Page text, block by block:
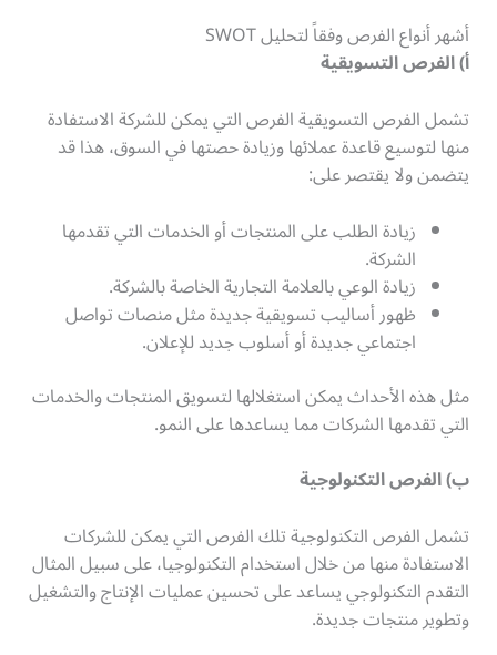
أشهر أنواع الفرص وفقاً لتحليل SWOT
أ) الفرص التسويقية
تشمل الفرص التسويقية الفرص التي يمكن للشركة الاستفادة
منها لتوسيع قاعدة عملائها وزيادة حصتها في السوق، هذا قد
يتضمن ولا يقتصر على:
زيادة الطلب على المنتجات أو الخدمات التي تقدمها
الشركة.
زيادة الوعي بالعلامة التجارية الخاصة بالشركة.
ظهور أساليب تسويقية جديدة مثل منصات تواصل
اجتماعي جديدة أو أسلوب جديد للإعلان.
مثل هذه الأحداث يمكن استغلالها لتسويق المنتجات والخدمات
التي تقدمها الشركات مما يساعدها على النمو.
ب) الفرص التكنولوجية
تشمل الفرص التكنولوجية تلك الفرص التي يمكن للشركات
الاستفادة منها من خلال استخدام التكنولوجيا، على سبيل المثال
التقدم التكنولوجي يساعد على تحسين عمليات الإنتاج والتشغيل
وتطوير منتجات جديدة.